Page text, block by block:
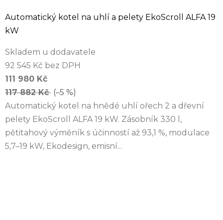
Automatický kotel na uhlí a pelety EkoScroll ALFA 19
kW
Skladem u dodavatele
92 545 Kč bez DPH
111 980 Kč
117 882 Kč (–5 %)
Automatický kotel na hnědé uhlí ořech 2 a dřevní
pelety EkoScroll ALFA 19 kW. Zásobník 330 l,
pětitahový výměník s účinností až 93,1 %, modulace
5,7–19 kW, Ekodesign, emisní...